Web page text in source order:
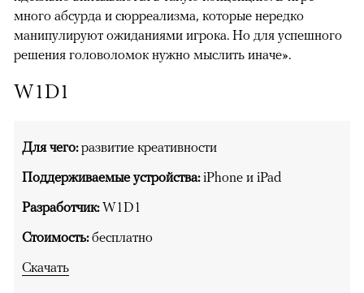
много абсурда и сюрреализма, которые нередко
манипулируют ожиданиями игрока. Но для успешного
решения головоломок нужно мыслить иначе».
W1D1
Для чего:развитие креативности
Поддерживаемые устройства:iPhone и iPad
Разработчик:W1D1
Стоимость:бесплатно
Скачать